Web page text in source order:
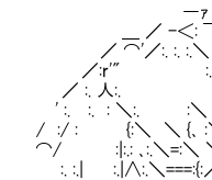
ｧ
: ￣ ｀`
:. :. :.＼
:.＼ :.
:. :. :ヽ:. :.
＼:. :＼ :.
{､ :＼ :ｉ :
=:＼ ＼ ＿_
／_＼＿